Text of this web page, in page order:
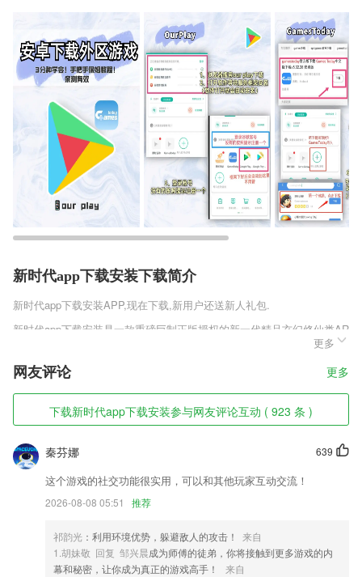
新时代app下载安装下载简介
新时代app下载安装APP,现在下载,新用户还送新人礼包.
新时代app下载安装是一款重磅巨制正版授权的新一代精品玄幻修仙类AR
PG手机网络游戏。游戏采用顶级引擎研发，为玩家打造广褒的仙侠美
景，带来千变万化的时装和精彩绝伦的极致修仙体验，自由战斗各式各样
的仙界敌人，利用超强的技能大招击败一切对手，让自己可以傲视三界苍
生，横扫九州大陆，作为仙界中卓尔不群的高阶修仙者,将夜记最新版v1.
1将为玩家开启一个前所未有的永恒仙侠世界!
1,平台给用户提供了一个交流社区，能够在这里更好的去分享拍摄经验。
2,即时算法：实时分析下半场进球情况，让您提前预知比赛结果；
3,咨询服务也好,还是利用一些碎片时间在上面学习提升成绩什么的都是
4,包含优惠购物、健康管理，还有员工保单查询，定位于员工服务与保险
服务有机结合的智慧管理平台；
更多
网友评论 更多
下载新时代app下载安装参与网友评论互动 ( 923 条 )
639
秦芬娜
这个游戏的社交功能很实用，可以和其他玩家互动交流！
2026-08-08 05:51 推荐
祁韵光 ：利用环境优势，躲避敌人的攻击！
来自
1.胡妹敬 回复 邹兴晨成为师傅的徒弟，你将接触到更多游戏的内
幕和秘密，让你成为真正的游戏高手！
来自